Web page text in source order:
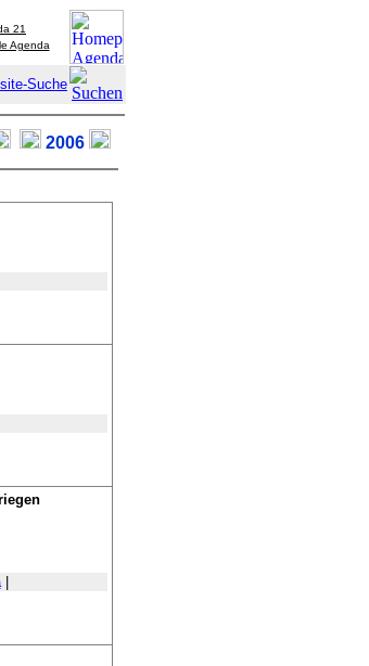
21
Agenda
Suche
2006
|